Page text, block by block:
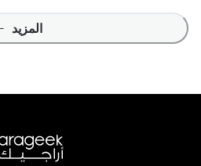
المزيد